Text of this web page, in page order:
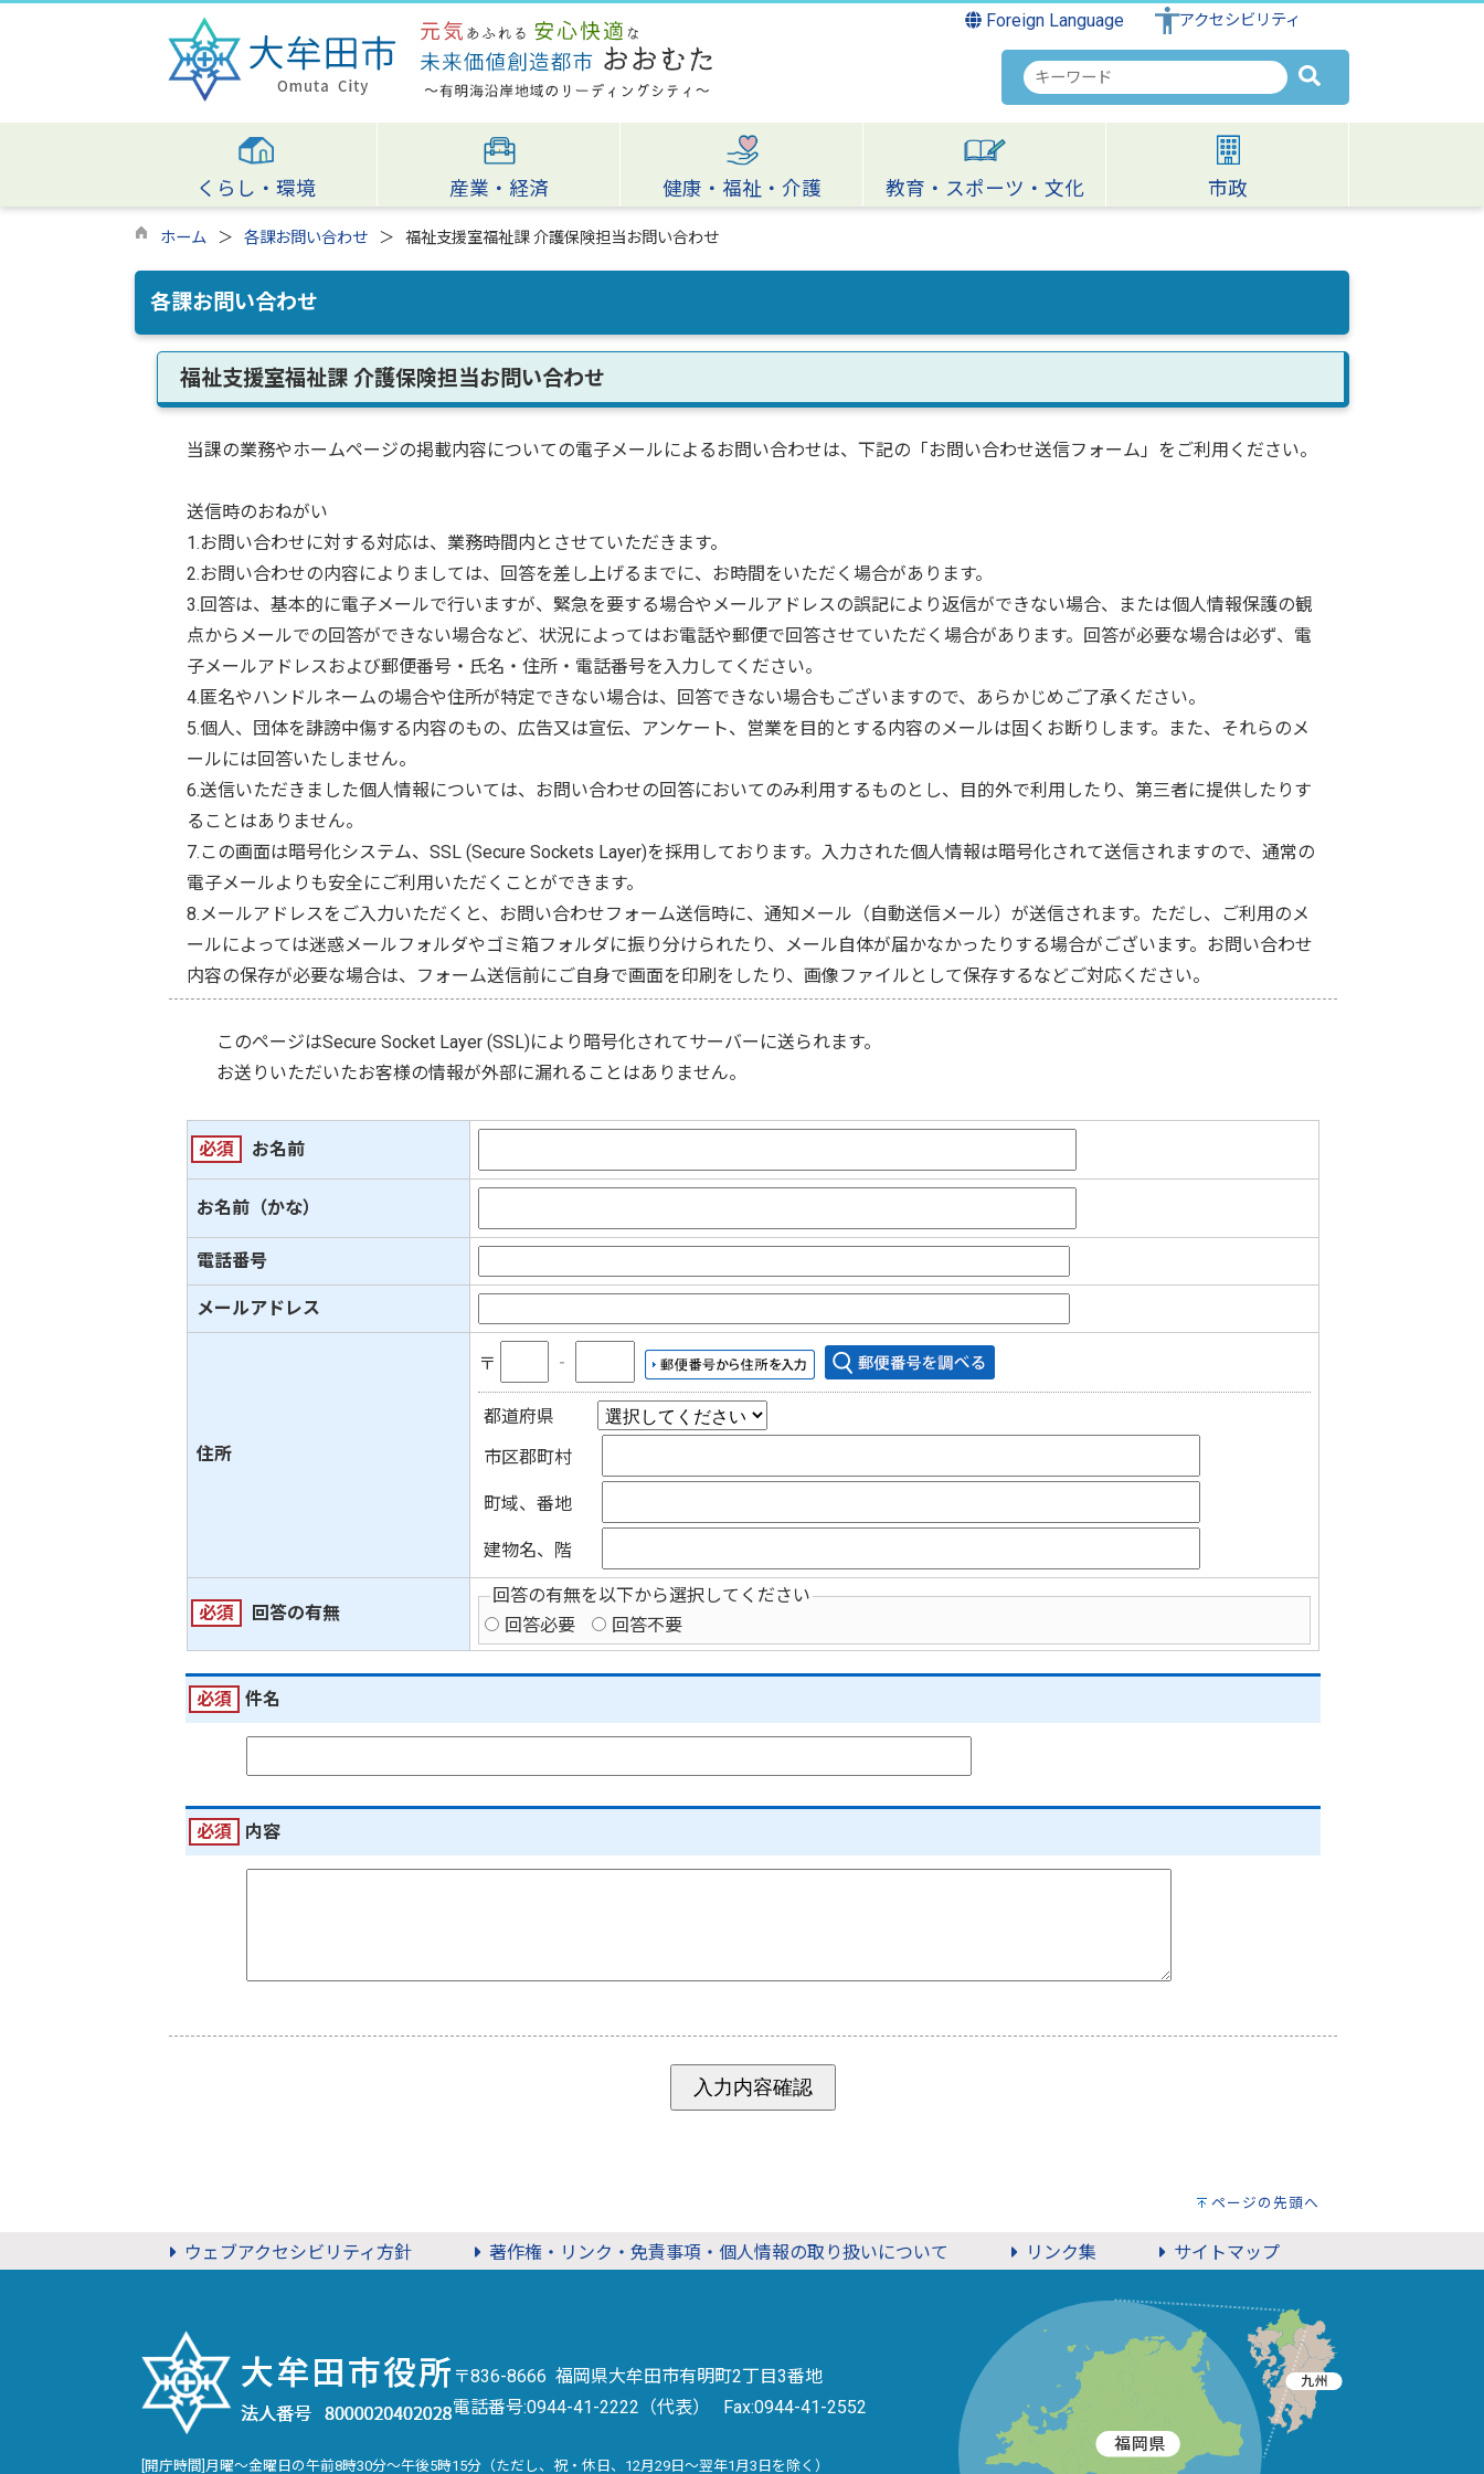
Foreign Language アクセシビリティ
検
索
キ
ワ
ー
くらし・環境 産業・経済 健康・福祉・介護 教育・スポーツ・文化 市政
ホーム 各課お問い合わせ 福祉支援室福祉課 介護保険担当お問い合わせ
各課お問い合わせ
福祉支援室福祉課 介護保険担当お問い合わせ
当課の業務やホームページの掲載内容についての電子メールによるお問い合わせは、下記の「お問い合わせ送信フォーム」をご利用ください。
送信時のおねがい
1.お問い合わせに対する対応は、業務時間内とさせていただきます。
2.お問い合わせの内容によりましては、回答を差し上げるまでに、お時間をいただく場合があります。
3.回答は、基本的に電子メールで行いますが、緊急を要する場合やメールアドレスの誤記により返信ができない場合、または個人情報保護の観
点からメールでの回答ができない場合など、状況によってはお電話や郵便で回答させていただく場合があります。回答が必要な場合は必ず、電
子メールアドレスおよび郵便番号・氏名・住所・電話番号を入力してください。
4.匿名やハンドルネームの場合や住所が特定できない場合は、回答できない場合もございますので、あらかじめご了承ください。
5.個人、団体を誹謗中傷する内容のもの、広告又は宣伝、アンケート、営業を目的とする内容のメールは固くお断りします。また、それらのメ
ールには回答いたしません。
6.送信いただきました個人情報については、お問い合わせの回答においてのみ利用するものとし、目的外で利用したり、第三者に提供したりす
ることはありません。
7.この画面は暗号化システム、SSL (Secure Sockets Layer)を採用しております。入力された個人情報は暗号化されて送信されますので、通常の
電子メールよりも安全にご利用いただくことができます。
8.メールアドレスをご入力いただくと、お問い合わせフォーム送信時に、通知メール（自動送信メール）が送信されます。ただし、ご利用のメ
ールによっては迷惑メールフォルダやゴミ箱フォルダに振り分けられたり、メール自体が届かなかったりする場合がございます。お問い合わせ
内容の保存が必要な場合は、フォーム送信前にご自身で画面を印刷をしたり、画像ファイルとして保存するなどご対応ください。
このページはSecure Socket Layer (SSL)により暗号化されてサーバーに送られます。
お送りいただいたお客様の情報が外部に漏れることはありません。
必須 お名前
お名前（かな）
電話番号
メールアドレス
住所
〒 ‐
都道府県
市区郡町村
町域、番地
建物名、階
必須 回答の有無
回答の有無を以下から選択してください
回答必要
回答不要
必須 件名
必須 内容
ページの先頭へ
ウェブアクセシビリティ方針 著作権・リンク・免責事項・個人情報の取り扱いについて リンク集 サイトマップ
〒836-8666 福岡県大牟田市有明町2丁目3番地
電話番号:0944-41-2222（代表） Fax:0944-41-2552
[開庁時間]月曜～金曜日の午前8時30分～午後5時15分（ただし、祝・休日、12月29日～翌年1月3日を除く）